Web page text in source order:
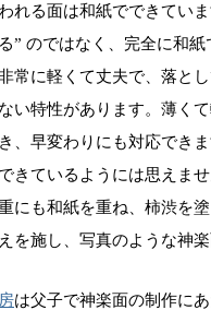
れる面は和紙でできてい
” のではなく、完全に和
常に軽くて丈夫で、落と
い特性があります。薄く
、早変わりにも対応でき
きているようには思えま
にも和紙を重ね、柿渋を塗
を施し、写真のような神楽
は父子で神楽面の制作に